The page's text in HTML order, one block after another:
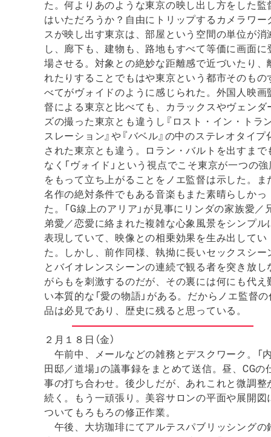
た。何よりあのような東京の映し出し方をした監
はいただろうか？自由にトリップするカメラワー
スが映し出す東京は、部屋という空間の単位が消
し、廊下も、建物も、路地もすべて等価に画面に
場させる。対象との絶妙な距離感で近づいたり、
れたりすることでもはや東京という都市そのもの
べてがヴォイドのように感じられた。外国人映画
督による東京と比べても、カラックスやヴェンダ
ズの撮った東京とも違うし『ロスト・イン・トラ
スレーション』や『バベル』の中のステレオタイプ
された東京とも違う。ロラン・バルトを出すまで
なく「ヴォイド」という視点でこそ東京が一つの
をもって立ち上がることをノエ監督は示した。ま
名作の絶対条件でもある音楽もまた素晴らしかっ
た。「G線上のアリア」が見事にリンダの家族愛／
弟愛／恋愛に絡まれた複雑な心象風景をシンプル
表現していて、映像との相乗効果を生み出してい
た。しかし、前作同様、執拗に長いセックスシー
とバイオレンスシーンの連続で観る者を突き放し
がらもを刺激するのだが、その裏には何にも代え
い本質的な「愛の物語」がある。だからノエ監督
品は必見であり、歴史に残ると思っている。
２月１８日（金）
午前中、メールなどの雑務とデスクワーク。「
田邸／道場」の議事録をまとめて送信。昼、CGの
事の打ち合わせ。後少しだが、あれこれと微調整
続く。もう一頑張り。美容サロンの平面や展開図
ついてもろもろの修正作業。
午後、大坊珈琲にてアルテスパブリッシングの